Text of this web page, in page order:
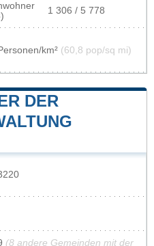
1 306 / 5 778
km² (60,8 pop/sq mi)
DER
(8 andere Gemeinden mit der